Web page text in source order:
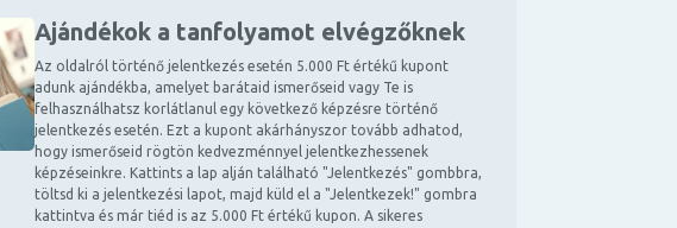
Ajándékok a tanfolyamot elvégzőknek
Az oldalról történő jelentkezés esetén 5.000 Ft értékű kupont
adunk ajándékba, amelyet barátaid ismerőseid vagy Te is
felhasználhatsz korlátlanul egy következő képzésre történő
jelentkezés esetén. Ezt a kupont akárhányszor tovább adhatod,
hogy ismerőseid rögtön kedvezménnyel jelentkezhessenek
képzéseinkre. Kattints a lap alján található "Jelentkezés" gombbra,
töltsd ki a jelentkezési lapot, majd küld el a "Jelentkezek!" gombra
kattintva és már tiéd is az 5.000 Ft értékű kupon. A sikeres